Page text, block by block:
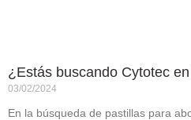
¿Estás buscando Cytotec
03/02/2024
En la búsqueda de pastillas para